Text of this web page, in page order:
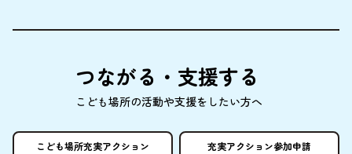
つながる・ 支援する
こども場所の活動や支援をしたい方へ
こども場所充実アクション 充実アクション参加申請